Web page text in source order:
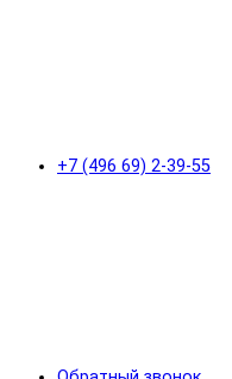
+7 (496 69) 2-39-55